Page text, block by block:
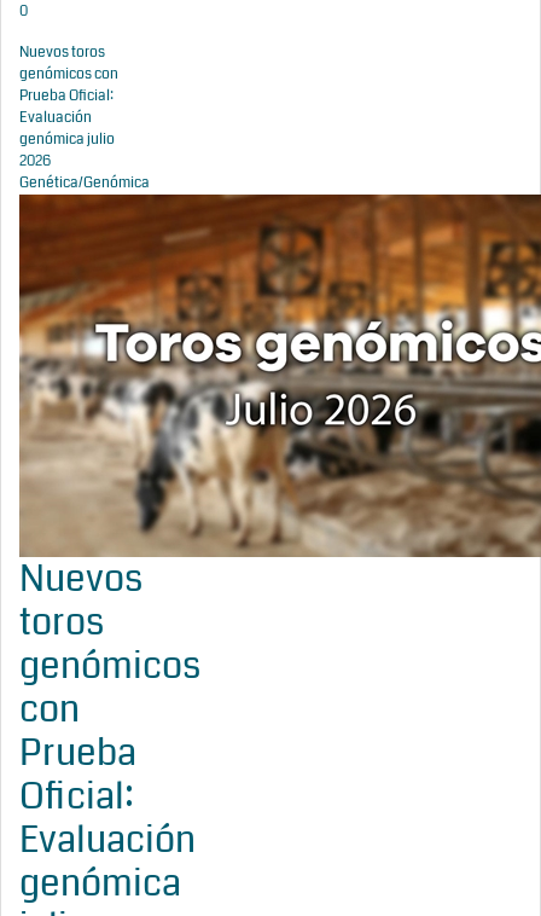
0
Nuevos toros
genómicos con
Prueba Oficial:
Evaluación
genómica julio
2026
Genética/Genómica
Nuevos
toros
genómicos
con
Prueba
Oficial:
Evaluación
genómica